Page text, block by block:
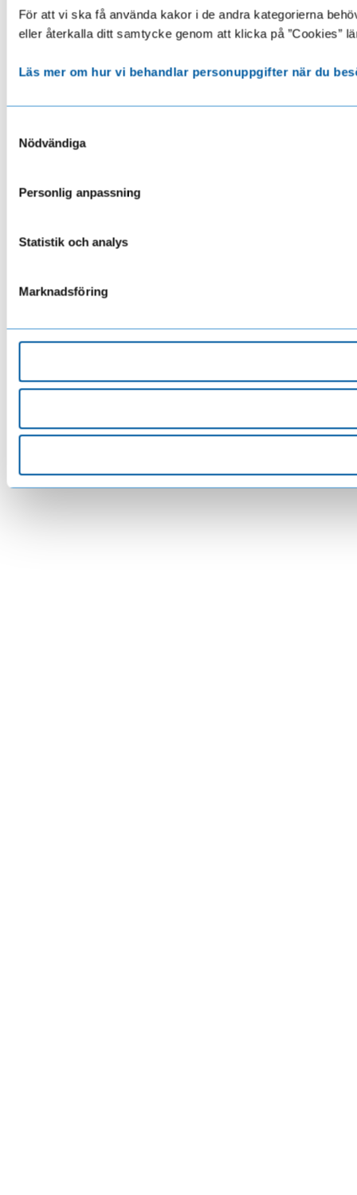
För att vi ska få använda kakor i de andra kategorierna
eller återkalla ditt samtycke genom att klicka på ”Cookies”
Läs mer om hur vi behandlar personuppgifter när du
Nödvändiga
Personlig anpassning
Statistik och analys
Marknadsföring